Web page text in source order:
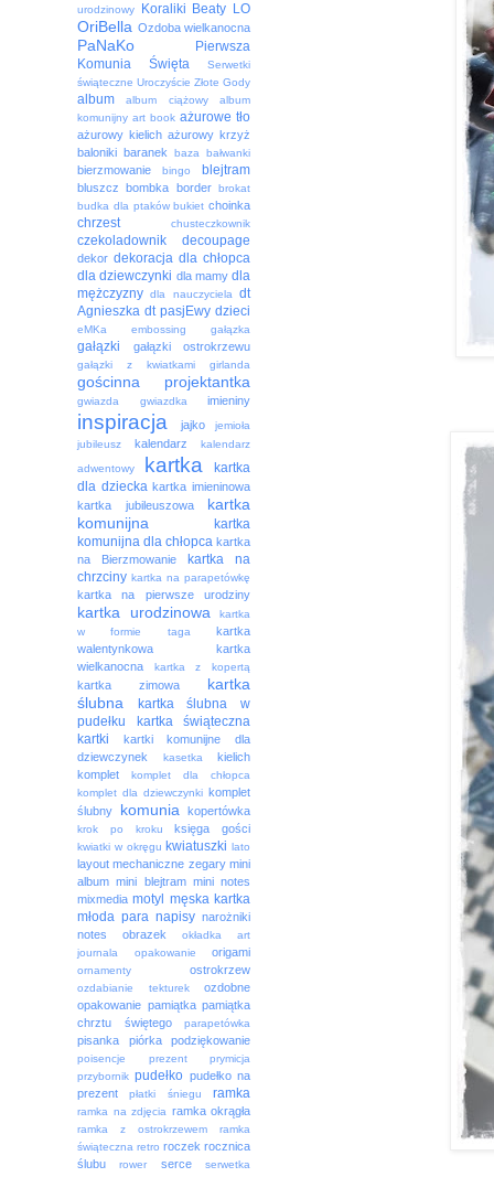
urodzinowy
Koraliki Beaty LO
OriBella Ozdoba wielkanocna
PaNaKo
Pierwsza
Komunia Święta
Serwetki
świąteczne Uroczyście Złote Gody
album album ciążowy
album
komunijny art book ażurowe tło
ażurowy kielich ażurowy krzyż
baloniki baranek baza bałwanki
bierzmowanie bingo blejtram
bluszcz bombka border brokat
budka dla ptaków bukiet choinka
chrzest chusteczkownik
czekoladownik decoupage
dekor dekoracja dla chłopca
dla dziewczynki dla mamy dla
mężczyzny dla nauczyciela dt
Agnieszka dt pasjEwy dzieci
eMKa embossing gałązka
gałązki gałązki ostrokrzewu
gałązki z kwiatkami girlanda
gościnna projektantka
gwiazda gwiazdka imieniny
inspiracja jajko
jemioła
jubileusz
kalendarz
kalendarz
adwentowy
kartka
kartka
dla dziecka kartka imieninowa
kartka jubileuszowa
kartka
komunijna
kartka
komunijna dla chłopca kartka
na Bierzmowanie
kartka na
chrzciny kartka na parapetówkę
kartka na pierwsze urodziny
kartka urodzinowa
kartka
w formie taga
kartka
walentynkowa
kartka
wielkanocna
kartka z kopertą
kartka zimowa
kartka
ślubna
kartka ślubna w
pudełku
kartka świąteczna
kartki
kartki komunijne dla
dziewczynek
kasetka
kielich
komplet
komplet dla chłopca
komplet dla dziewczynki komplet
ślubny
komunia kopertówka
krok po kroku księga gości
kwiatki w okręgu kwiatuszki lato
layout mechaniczne zegary mini
album mini blejtram mini notes
mixmedia motyl męska kartka
młoda para napisy narożniki
notes
obrazek
okładka art
journala
opakowanie origami
ornamenty ostrokrzew
ozdabianie tekturek
ozdobne
opakowanie pamiątka pamiątka
chrztu świętego
parapetówka
pisanka piórka podziękowanie
poisencje prezent
prymicja
przybornik pudełko pudełko na
prezent
płatki śniegu ramka
ramka na zdjęcia ramka okrągła
ramka z ostrokrzewem
ramka
świąteczna retro roczek rocznica
ślubu
rower serce
serwetka